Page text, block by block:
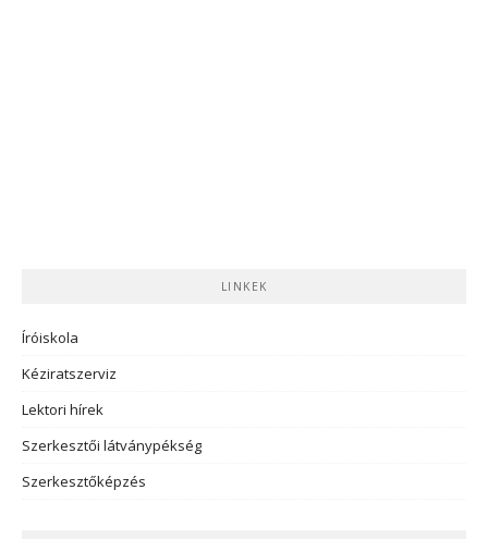
LINKEK
Íróiskola
Kéziratszerviz
Lektori hírek
Szerkesztői látványpékség
Szerkesztőképzés